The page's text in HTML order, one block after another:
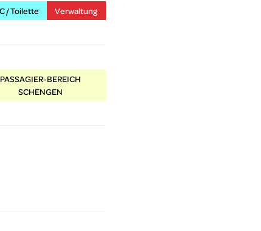
/ Toilette Verwaltung
PASSAGIER-BEREICH
SCHENGEN